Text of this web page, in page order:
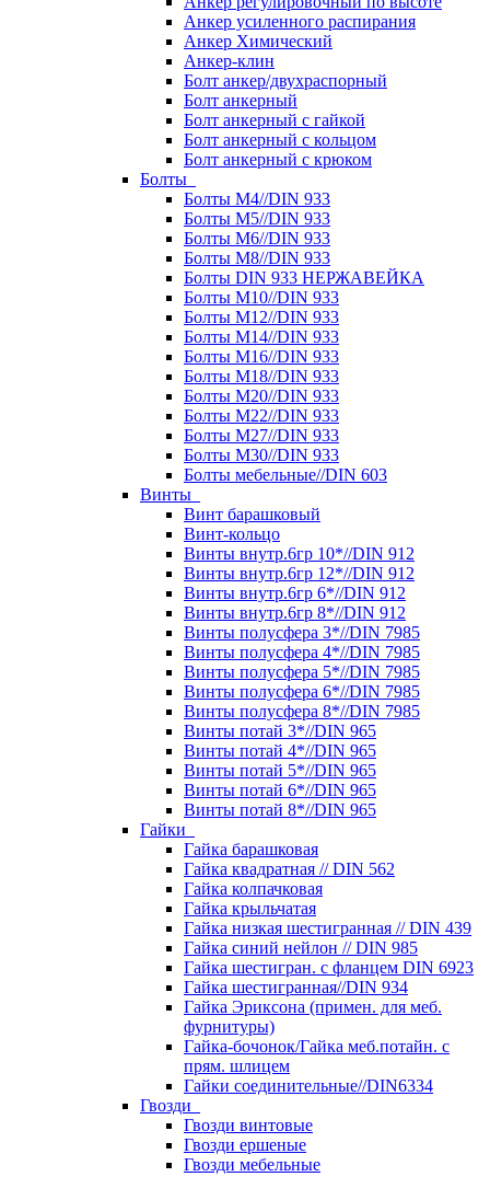
Анкер усиленного распирания
Анкер Химический
Анкер-клин
Болт анкер/двухраспорный
Болт анкерный
Болт анкерный с гайкой
Болт анкерный с кольцом
Болт анкерный с крюком
Болты
Болты М4//DIN 933
Болты М5//DIN 933
Болты М6//DIN 933
Болты М8//DIN 933
Болты DIN 933 НЕРЖАВЕЙКА
Болты М10//DIN 933
Болты М12//DIN 933
Болты М14//DIN 933
Болты М16//DIN 933
Болты М18//DIN 933
Болты М20//DIN 933
Болты М22//DIN 933
Болты М27//DIN 933
Болты М30//DIN 933
Болты мебельные//DIN 603
Винты
Винт барашковый
Винт-кольцо
Винты внутр.6гр 10*//DIN 912
Винты внутр.6гр 12*//DIN 912
Винты внутр.6гр 6*//DIN 912
Винты внутр.6гр 8*//DIN 912
Винты полусфера 3*//DIN 7985
Винты полусфера 4*//DIN 7985
Винты полусфера 5*//DIN 7985
Винты полусфера 6*//DIN 7985
Винты полусфера 8*//DIN 7985
Винты потай 3*//DIN 965
Винты потай 4*//DIN 965
Винты потай 5*//DIN 965
Винты потай 6*//DIN 965
Винты потай 8*//DIN 965
Гайки
Гайка барашковая
Гайка квадратная // DIN 562
Гайка колпачковая
Гайка крыльчатая
Гайка низкая шестигранная // DIN 439
Гайка синий нейлон // DIN 985
Гайка шестигран. с фланцем DIN 6923
Гайка шестигранная//DIN 934
Гайка Эриксона (примен. для меб.
фурнитуры)
Гайка-бочонок/Гайка меб.потайн. с
прям. шлицем
Гайки соединительные//DIN6334
Гвозди
Гвозди винтовые
Гвозди ершеные
Гвозди мебельные